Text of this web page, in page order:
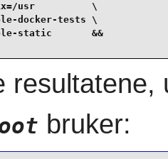
usr          \
docker-tests \
static       &&
bruker: